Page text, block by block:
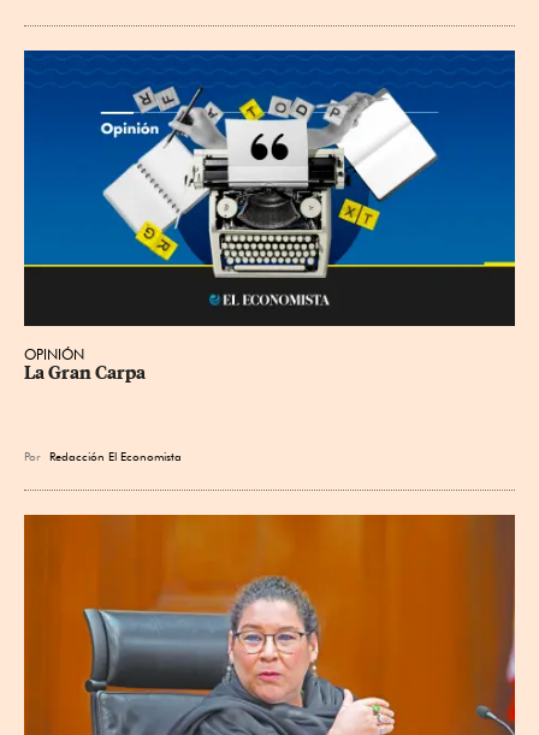
OPINIÓN
La Gran Carpa
Por Redacción El Economista